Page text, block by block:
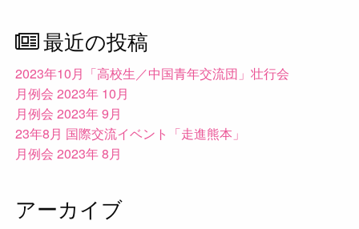
最近の投稿
2023年10月「高校生／中国青年交流団」壮行会
月例会 2023年 10月
月例会 2023年 9月
23年8月 国際交流イベント「走進熊本」
月例会 2023年 8月
アーカイブ